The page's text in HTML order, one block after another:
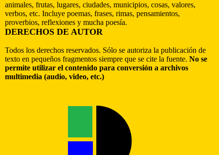
animales, frutas, lugares, ciudades, municipios, cosas, valores,
verbos, etc. Incluye poemas, frases, rimas, pensamientos,
proverbios, reflexiones y mucha poesía.
DERECHOS DE AUTOR
Todos los derechos reservados. Sólo se autoriza la publicación de
texto en pequeños fragmentos siempre que se cite la fuente. No se
permite utilizar el contenido para conversión a archivos
multimedia (audio, video, etc.)